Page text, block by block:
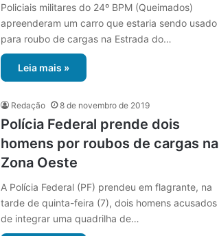
Policiais militares do 24º BPM (Queimados)
apreenderam um carro que estaria sendo usado
para roubo de cargas na Estrada do…
Leia mais »
Redação 8 de novembro de 2019
Polícia Federal prende dois
homens por roubos de cargas na
Zona Oeste
A Polícia Federal (PF) prendeu em flagrante, na
tarde de quinta-feira (7), dois homens acusados
de integrar uma quadrilha de…